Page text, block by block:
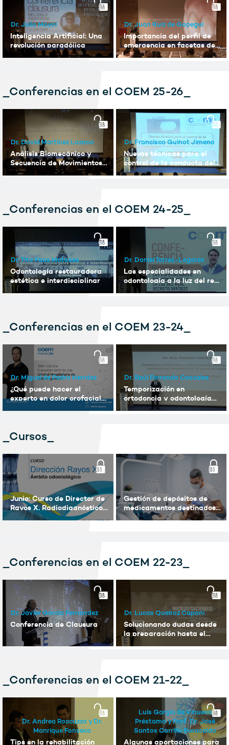
Dr. Julio Mayol
Inteligencia Artificial: Una
revolución paradójica
Dr. Juan Ruiz de Gopegui
Importancia del perfil de
emergencia en facetas de
porcelana
_Conferencias en el COEM 25-26_
Dr. David Martínez Lozano
Análisis Biomecánico y
Secuencia de Movimientos
con Ortodoncia Invisible
Dr. Francisco Guinot Jimeno
Nuevas técnicas para el
control de la conducta del
paciente infantil del siglo
_Conferencias en el COEM 24-25_
Dr. Tito Faus Matoses
Odontología restauradora
estética e interdisciplinar
Dr. Daniel Torres-Lagares
Las especialidades en
odontología a la luz del real
decreto 589/2022
_Conferencias en el COEM 23-24_
Dr. Miguel de Pedro Herráez
¿Qué puede hacer el
experto en dolor orofacial
Dr. Raúl Ferrando Cascales
Temporización en
ortodoncia y odontología
restauradora para casos
_Cursos_
Junio: Curso de Director de
Rayos X. Radiodiagnóstico
Dental.
Gestión de depósitos de
medicamentos destinados
a clínicas odontológicas
_Conferencias en el COEM 22-23_
Dr. Javier García Fernandez
Conferencia de Clausura
Dr. Lucas Queiroz Caponi
Solucionando dudas desde
la preparación hasta el
cementado de
_Conferencias en el COEM 21-22_
Dr. Andrea Roccuzzo y Dr.
Manrique Fonseca
Tips en la rehabilitación
Luis Gargía de Vinuesa
Préstamo y Prof. Dr. José
Santos Carrillo Baracaldo
Algunas aportaciones para